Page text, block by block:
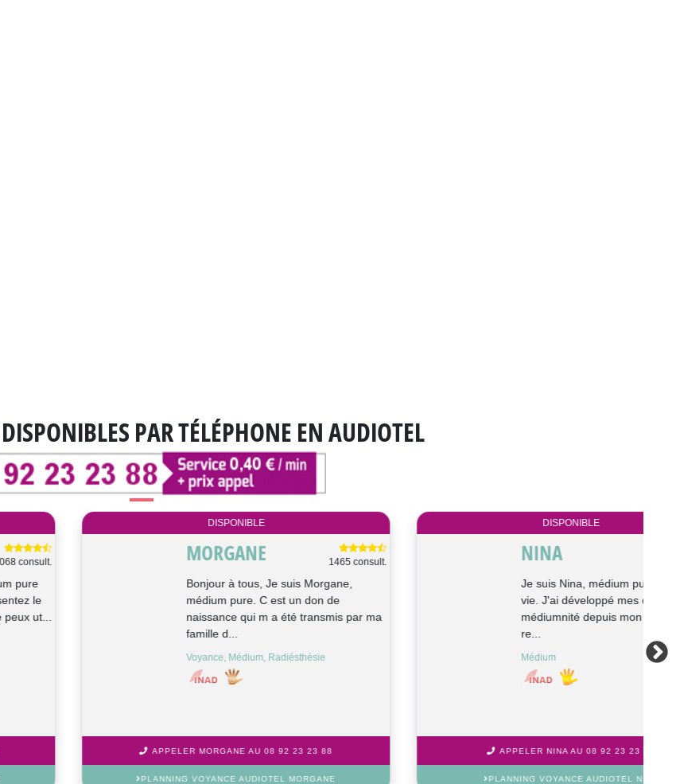
PAR TÉLÉPHONE EN AUDIOTEL
1465 consult.
Bonjour à tous, Je suis Morgane,
médium pure. C est un don de
naissance qui m a été transmis par ma
Voyance, Médium, Radiésthésie
APPELER MORGANE AU 08 92 23 23 88
PLANNING VOYANCE AUDIOTEL MORGANE
Je suis Nina, médium pure et coach de
vie. J'ai développé mes dons de
médiumnité depuis mon enfance. Mes
APPELER NINA AU 08 92 23 23 88
PLANNING VOYANCE AUDIOTEL NINA